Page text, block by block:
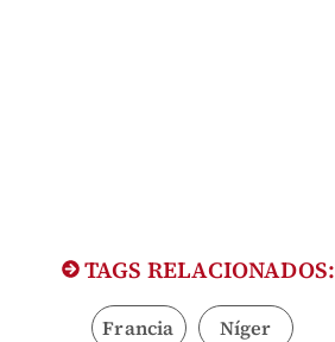
TAGS RELACIONADOS:
Francia Níger